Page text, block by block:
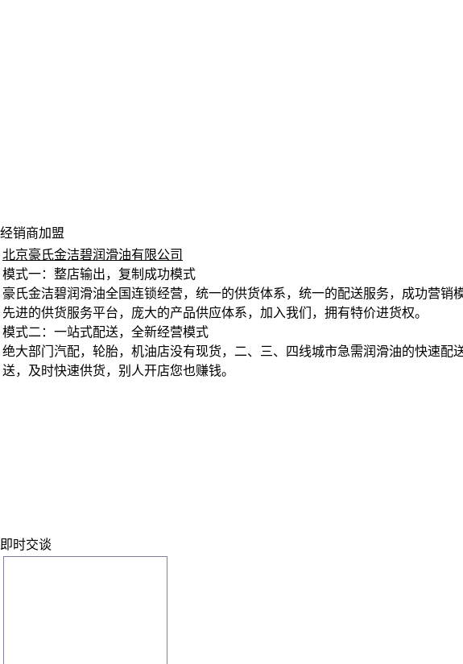
经销商加盟
北京豪氏金洁碧润滑油有限公司
模式一：整店输出，复制成功模式
豪氏金洁碧润滑油全国连锁经营，统一的供货体系，统一的配送服务，成功营
先进的供货服务平台，庞大的产品供应体系，加入我们，拥有特价进货权。
模式二：一站式配送，全新经营模式
绝大部门汽配，轮胎，机油店没有现货，二、三、四线城市急需润滑油的快速
送，及时快速供货，别人开店您也赚钱。
即时交谈